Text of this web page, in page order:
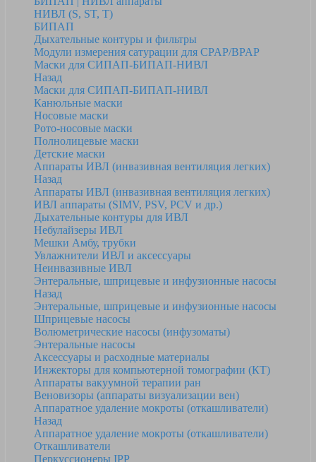
НИВЛ (S, ST, T)
БИПАП
Дыхательные контуры и фильтры
Модули измерения сатурации для CPAP/BPAP
Маски для СИПАП-БИПАП-НИВЛ
Назад
Маски для СИПАП-БИПАП-НИВЛ
Канюльные маски
Носовые маски
Рото-носовые маски
Полнолицевые маски
Детские маски
Аппараты ИВЛ (инвазивная вентиляция легких)
Назад
Аппараты ИВЛ (инвазивная вентиляция легких)
ИВЛ аппараты (SIMV, PSV, PCV и др.)
Дыхательные контуры для ИВЛ
Небулайзеры ИВЛ
Мешки Амбу, трубки
Увлажнители ИВЛ и аксессуары
Неинвазивные ИВЛ
Энтеральные, шприцевые и инфузионные насосы
Назад
Энтеральные, шприцевые и инфузионные насосы
Шприцевые насосы
Волюметрические насосы (инфузоматы)
Энтеральные насосы
Аксессуары и расходные материалы
Инжекторы для компьютерной томографии (КТ)
Аппараты вакуумной терапии ран
Веновизоры (аппараты визуализации вен)
Аппаратное удаление мокроты (откашливатели)
Назад
Аппаратное удаление мокроты (откашливатели)
Откашливатели
Перкуссионеры IPP